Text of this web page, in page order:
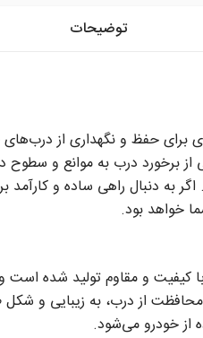
توضیحات
حفظ و نگهداری از درب‌های
درب به موانع و سطوح
به دنبال راهی ساده و
خواهد بود.
با کیفیت و مقاوم تولید شده
از درب، به زیبایی و شکل
از خودرو می‌شود.